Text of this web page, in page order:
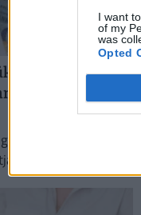
I want
of my
was
Opted
így jutnak
az élelmes
az, aki
a bankok ajánlatait.